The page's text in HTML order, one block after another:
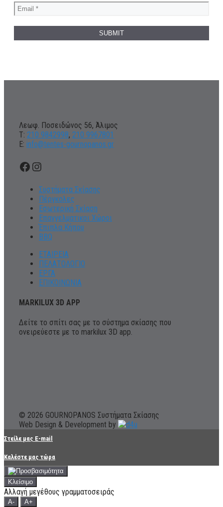
Λεωφ. Ποσειδώνος 56, Άλιμος
Τ: 210 9842998, 210 9967801
Ε: info@tentes-gournopanos.gr
Facebook
Instagram
Συστήματα Σκίασης
Πέργκολες
Εσωτερική Σκίαση
Επαγγελματικοι Χώροι
Έπιπλα Κήπου
BBQ
ΕΤΑΙΡΕΙΑ
ΠΕΛΑΤΟΛΟΓΙΟ
ΕΡΓΑ
ΕΠΙΚΟΙΝΩΝΙΑ
MARKILUX 3D APP
Δείτε το σπίτι σας με το σύστημα σκίασης που
ονειρεύεστε με το markilux 3D app.
© 2026 GOURNOPANOS Συστήματα Σκίασης
Web Design & Development by
Στείλε μας E-mail
Καλέστε μας τώρα
Κλείσιμο
Αλλαγή μεγέθους γραμματοσειράς
A- A+